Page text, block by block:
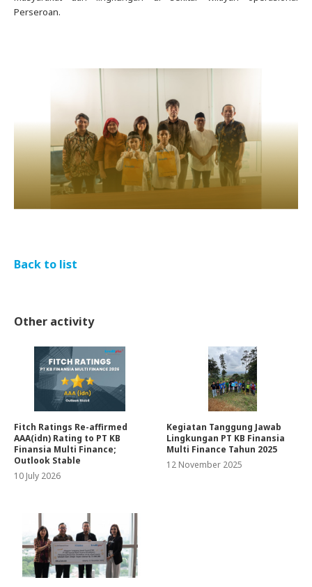
Perseroan.
Back to list
Other activity
Fitch Ratings Re-affirmed
AAA(idn) Rating to PT KB
Finansia Multi Finance;
Outlook Stable
10 July 2026
Kegiatan Tanggung Jawab
Lingkungan PT KB Finansia
Multi Finance Tahun 2025
12 November 2025